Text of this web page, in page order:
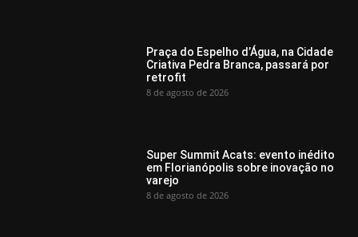
Praça do Espelho d’Água, na Cidade
Criativa Pedra Branca, passará por
retrofit
8 de agosto de 2026
Super Summit Acats: evento inédito
em Florianópolis sobre inovação no
varejo
8 de agosto de 2026